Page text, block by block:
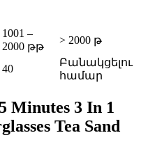
1001 –
2000 թթ
> 2000 թ
40
Բանակցելու
համար
Minutes 3 In 1
Tea Sand